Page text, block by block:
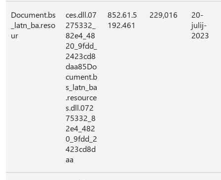
Document.bs
_latn_ba.reso
ur
ces.dll.07
275332_
82e4_48
20_9fdd_
2423cd8
daa85Do
cument.b
s_latn_ba
.resource
s.dll.072
75332_8
2e4_482
0_9fdd_2
423cd8d
aa
852.61.5
192.461
229,016
20-
julij-
2023